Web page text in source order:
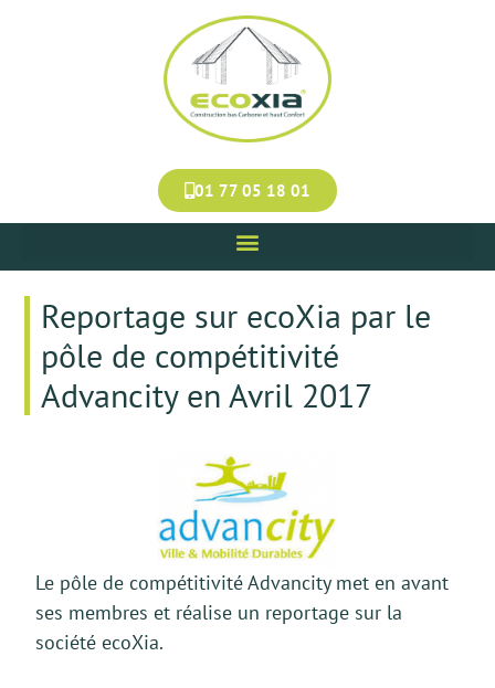
01 77 05 18 01
Reportage sur ecoXia par le
pôle de compétitivité
Advancity en Avril 2017
Le pôle de compétitivité Advancity met en avant
ses membres et réalise un reportage sur la
société ecoXia.
Panneau de gestion des cookies